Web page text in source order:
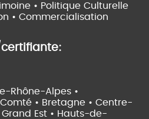
• Politique Culturelle
• Commercialisation
Rhône-Alpes •
• Bretagne • Centre-
Grand Est • Hauts-de-